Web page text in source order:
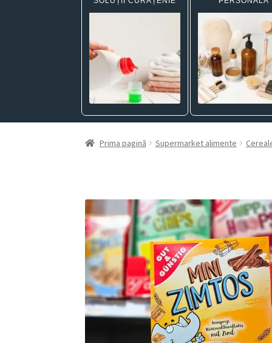
Prima pagină Supermarket alimente